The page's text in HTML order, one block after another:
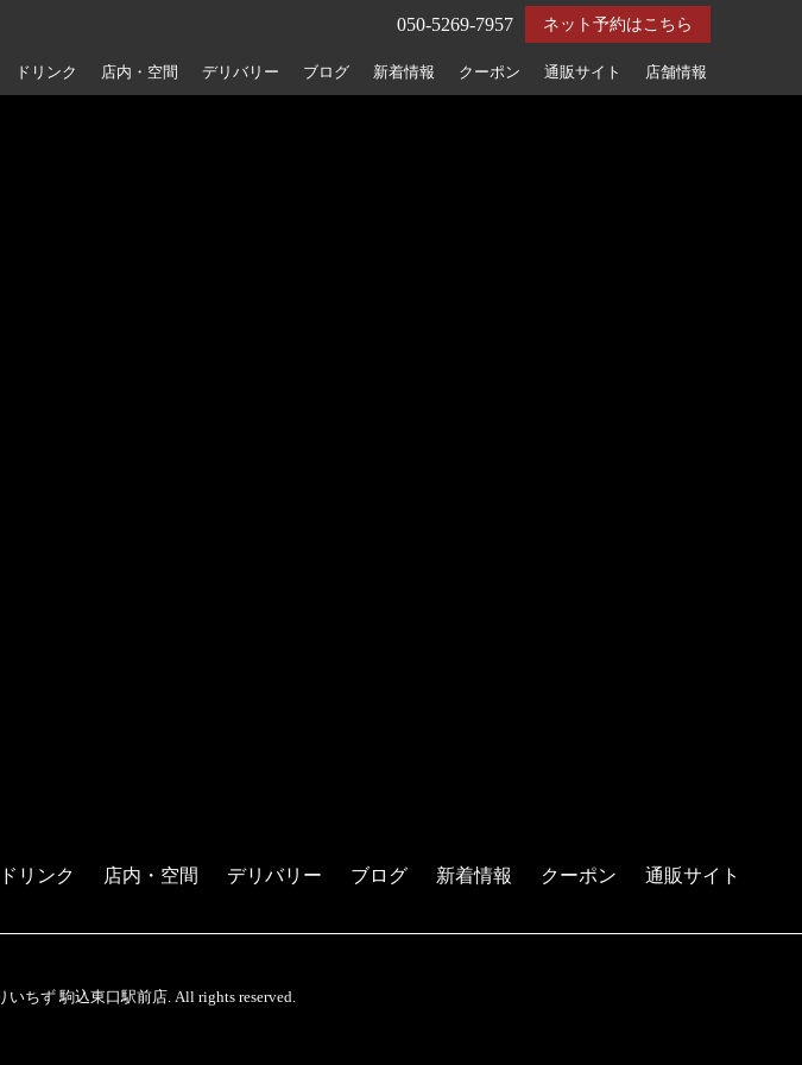
ネット予約はこちら
050-5269-7957
ドリンク 店内・空間 デリバリー ブログ 新着情報 クーポン 通販サイト 店舗情報
ドリンク 店内・空間 デリバリー ブログ 新着情報 クーポン 通販サイト
ちず 駒込東口駅前店. All rights reserved.